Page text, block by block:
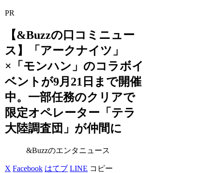
PR
【&Buzzの口コミニュー
ス】「アークナイツ」
×「モンハン」のコラボイ
ベントが9月21日まで開催
中。一部任務のクリアで
限定オペレーター「テラ
大陸調査団」が仲間に
&Buzzのエンタニュース
X Facebook はてブ LINE コピー